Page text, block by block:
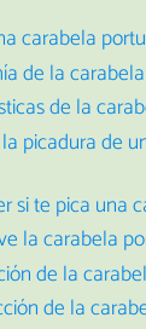
carabela
de la
de la
picadura de
si te pica una
la carabela
de la
de la